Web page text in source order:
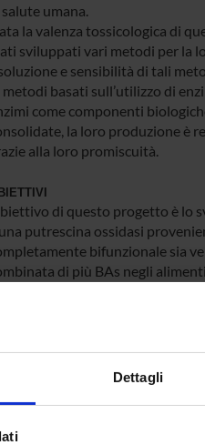
Dettagli
salute umana.
la valenza tossicologica di
sviluppati vari metodi per la
e sensibilità di tali
metodi basati sull’utilizzo di
come componenti
la loro produzione è
alla loro promiscuità.
di questo progetto è lo
putrescina ossidasi
bifunzionale sia
di più BAs negli
S.r.l.
ENTI FINANZIATORI: